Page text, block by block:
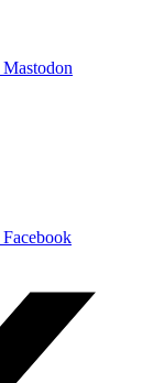
Mastodon
Facebook